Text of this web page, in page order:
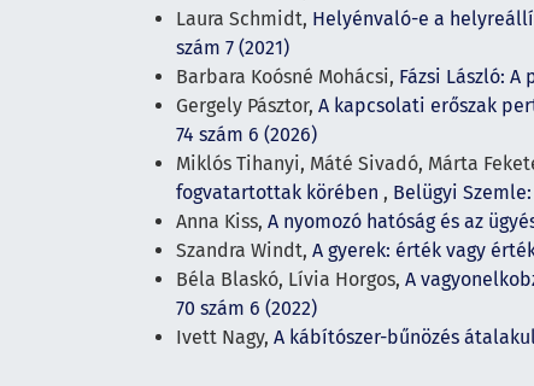
Laura Schmidt, Helyénvaló-e a
szám 7 (2021)
Barbara Koósné Mohácsi, Fázsi László:
Gergely Pásztor, A kapcsolati erőszak
74 szám 6 (2026)
Miklós Tihanyi, Máté Sivadó, Márta
fogvatartottak körében , Belügyi Szemle:
Anna Kiss, A nyomozó hatóság és az
Szandra Windt, A gyerek: érték vagy
Béla Blaskó, Lívia Horgos, A
70 szám 6 (2022)
Ivett Nagy, A kábítószer-bűnözés